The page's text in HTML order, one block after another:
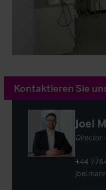
Kontaktieren Sie
Joel
Director
+44